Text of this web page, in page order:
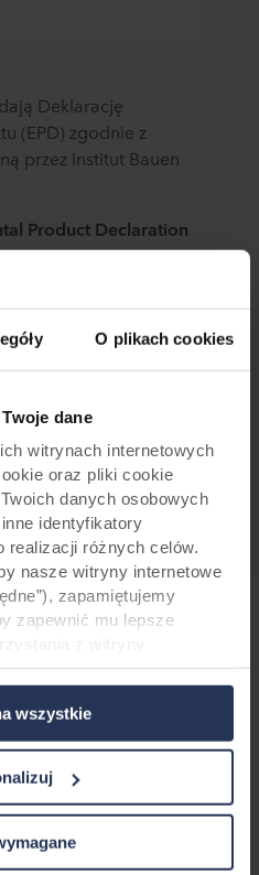
O plikach cookies
dane
witrynach internetowych
oraz pliki cookie
danych osobowych
identyfikatory
realizacji różnych celów.
nasze witryny internetowe
zapamiętujemy
zapewnić mu lepsze
jego zachowanie w celu
oraz
i reklamy w mediach
witrynach
Informacje o Twoim
internetowych mogą być
zajmującym się mediami
i analityką. Nasi partnerzy
wszystkie
Deklarację
(EPD) zgodnie z
przez Institut Bauen
Product Declaration
Plus
Protect Plus
Protect Plus
- 10 and 8 mm
and production is
14001:2004 certified.
ISO 9001 : 2015
ISO 14001 : 2015